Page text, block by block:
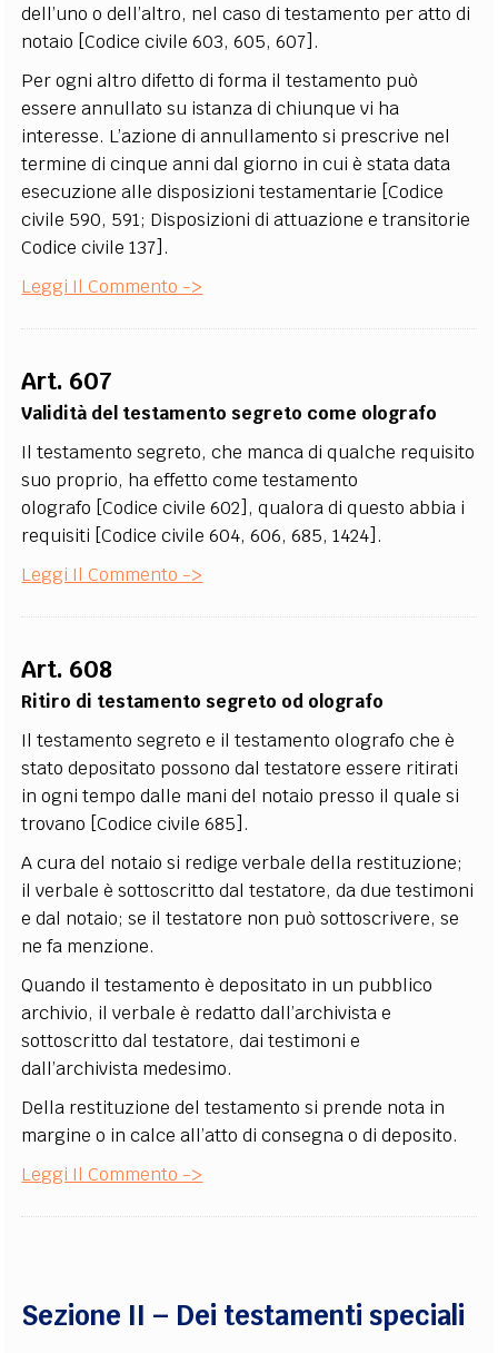
dell’uno o dell’altro, nel caso di testamento per atto di
notaio [Codice civile 603, 605, 607].
Per ogni altro difetto di forma il testamento può
essere annullato su istanza di chiunque vi ha
interesse. L’azione di annullamento si prescrive nel
termine di cinque anni dal giorno in cui è stata data
esecuzione alle disposizioni testamentarie [Codice
civile 590, 591; Disposizioni di attuazione e transitorie
Codice civile 137].
Leggi Il Commento ->
Art. 607
Validità del testamento segreto come olografo
Il testamento segreto, che manca di qualche requisito
suo proprio, ha effetto come testamento
olografo [Codice civile 602], qualora di questo abbia i
requisiti [Codice civile 604, 606, 685, 1424].
Leggi Il Commento ->
Art. 608
Ritiro di testamento segreto od olografo
Il testamento segreto e il testamento olografo che è
stato depositato possono dal testatore essere ritirati
in ogni tempo dalle mani del notaio presso il quale si
trovano [Codice civile 685].
A cura del notaio si redige verbale della restituzione;
il verbale è sottoscritto dal testatore, da due testimoni
e dal notaio; se il testatore non può sottoscrivere, se
ne fa menzione.
Quando il testamento è depositato in un pubblico
archivio, il verbale è redatto dall’archivista e
sottoscritto dal testatore, dai testimoni e
dall’archivista medesimo.
Della restituzione del testamento si prende nota in
margine o in calce all’atto di consegna o di deposito.
Leggi Il Commento ->
Sezione II – Dei testamenti speciali